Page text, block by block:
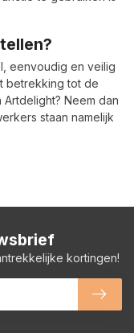
eenvoudig en veilig
betrekking tot de
Neem dan
staan namelijk
kortingen!